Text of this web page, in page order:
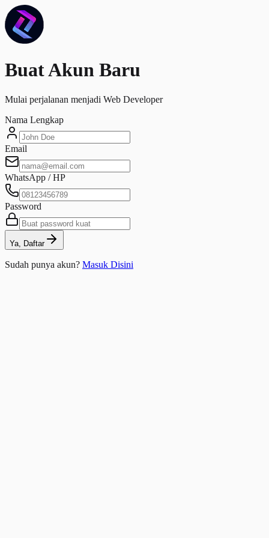
Buat Akun Baru
Mulai perjalanan menjadi Web Developer
Nama Lengkap
Email
WhatsApp / HP
Password
Ya, Daftar
Sudah punya akun? Masuk Disini